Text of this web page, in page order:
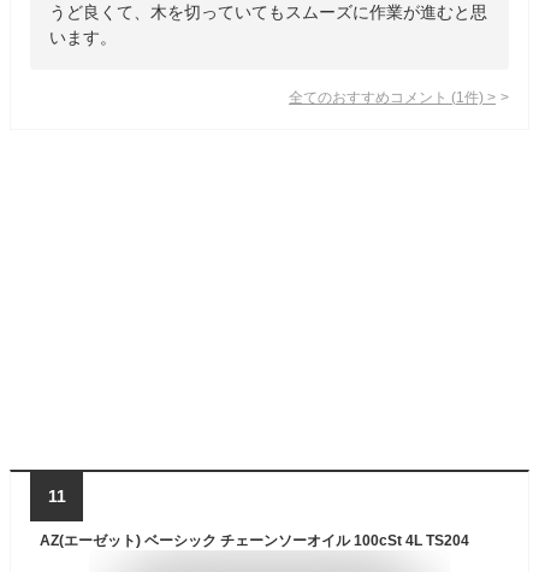
うど良くて、木を切っていてもスムーズに作業が進むと思
います。
全てのおすすめコメント (1 件) >
11
AZ(エーゼット) ベーシック チェーンソーオイル 100cSt 4L TS204